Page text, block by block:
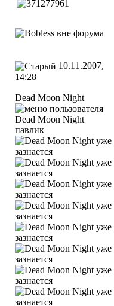
10.11.2007,
14:28
Dead Moon Night
павлик